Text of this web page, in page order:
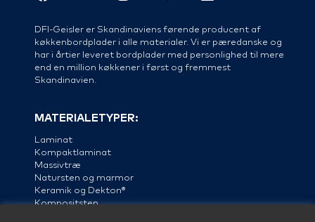
DFI-Geisler er Skandinaviens førende producent af
køkkenbordplader i alle materialer. Vi er pæredanske og
har i årtier leveret bordplader med personlighed til mere
end en million køkkener i først og fremmest
Skandinavien.
MATERIALETYPER:
Laminat
Kompaktlaminat
Massivtræ
Natursten og marmor
Keramik og Dekton®
Kompositsten